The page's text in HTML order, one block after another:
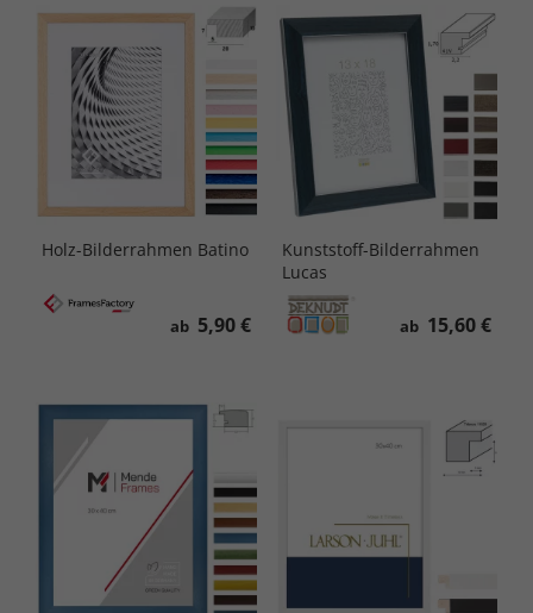
Holz-Bilderrahmen Batino
ab 5,90 €
Kunststoff-Bilderrahmen
Lucas
ab 15,60 €